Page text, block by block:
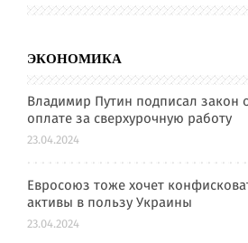
ЭКОНОМИКА
Владимир Путин подписал
оплате за сверхурочную работу
23.04.2024
Евросоюз тоже хочет
активы в пользу Украины
23.04.2024